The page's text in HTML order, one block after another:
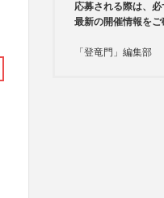
応募される際は、
最新の開催情報をご
「登竜門」編集部